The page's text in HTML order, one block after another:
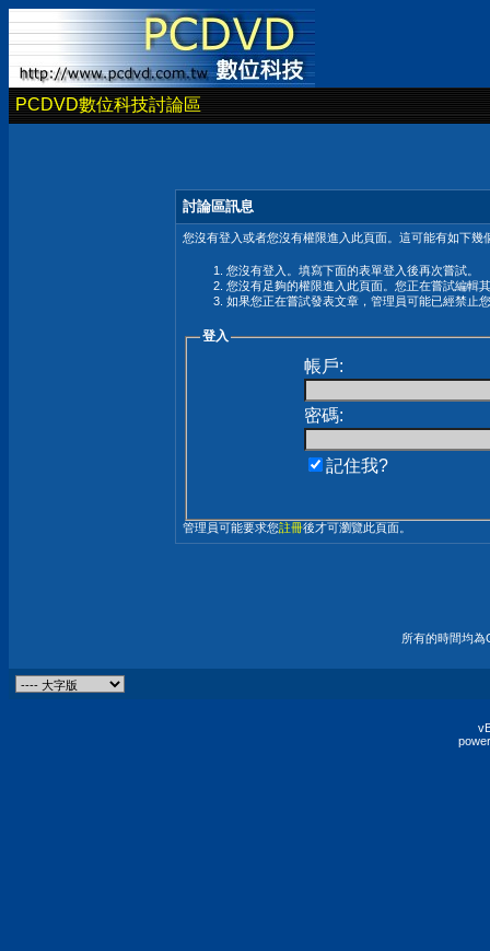
PCDVD數位科技討論區
討論區訊息
您沒有登入或者您沒有權限進入此頁面。這可能有如下幾
您沒有登入。填寫下面的表單登入後再次嘗試。
您沒有足夠的權限進入此頁面。您正在嘗試編輯
如果您正在嘗試發表文章，管理員可能已經禁止
登入
帳戶:
密碼:
記住我?
管理員可能要求您註冊後才可瀏覽此頁面。
所有的時間均為